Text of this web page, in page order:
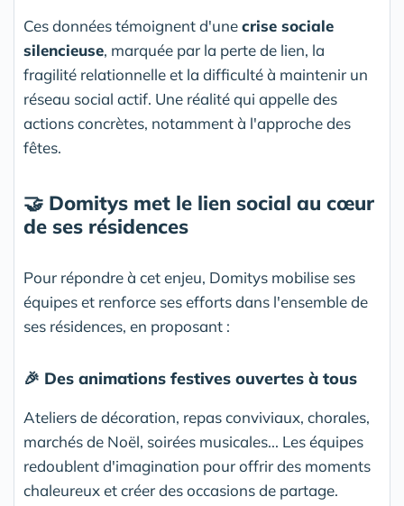
Ces données témoignent d'unecrise sociale
silencieuse, marquée par la perte de lien, la
fragilité relationnelle et la difficulté à maintenir un
réseau social actif. Une réalité qui appelle des
actions concrètes, notamment à l'approche des
fêtes.
🤝 Domitys met le lien social au cœur
de ses résidences
Pour répondre à cet enjeu, Domitys mobilise ses
équipes et renforce ses efforts dans l'ensemble de
ses résidences, en proposant :
🎉 Des animations festives ouvertes à tous
Ateliers de décoration, repas conviviaux, chorales,
marchés de Noël, soirées musicales... Les équipes
redoublent d'imagination pour offrir des moments
chaleureux et créer des occasions de partage.